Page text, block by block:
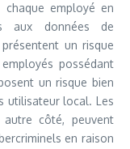
employé en
aux données de
un risque
possédant
un risque bien
utilisateur local. Les
autre côté, peuvent
en raison